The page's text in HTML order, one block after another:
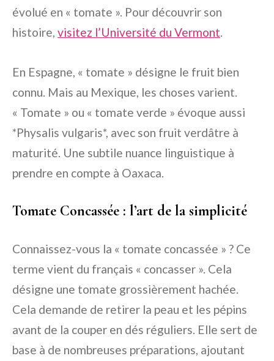
évolué en « tomate ». Pour découvrir son
histoire, visitez l’Université du Vermont.
En Espagne, « tomate » désigne le fruit bien
connu. Mais au Mexique, les choses varient.
« Tomate » ou « tomate verde » évoque aussi
*Physalis vulgaris*, avec son fruit verdâtre à
maturité. Une subtile nuance linguistique à
prendre en compte à Oaxaca.
Tomate Concassée : l’art de la simplicité
Connaissez-vous la « tomate concassée » ? Ce
terme vient du français « concasser ». Cela
désigne une tomate grossièrement hachée.
Cela demande de retirer la peau et les pépins
avant de la couper en dés réguliers. Elle sert de
base à de nombreuses préparations, ajoutant